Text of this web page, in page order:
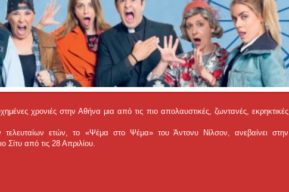
χρονιές στην Αθήνα μια από τις πιο απολαυστικές, ζωντανές, εκρηκτικές
τελευταίων ετών, το «Ψέμα στο Ψέμα» του Άντονυ Νίλσον, ανεβαίνει στην
Σίτυ από τις 28 Απριλίου.